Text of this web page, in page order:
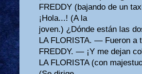
FREDDY (bajando de un
¡Hola...! (A la
joven.) ¿Dónde están las
LA FLORISTA. — Fueron a
FREDDY. — ¡Y me dejan
LA FLORISTA (con